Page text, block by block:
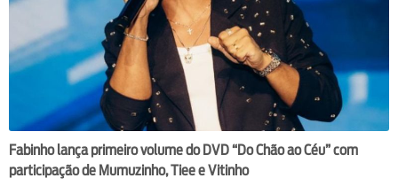
Fabinho lança primeiro volume do DVD “Do Chão ao Céu” com
participação de Mumuzinho, Tiee e Vitinho